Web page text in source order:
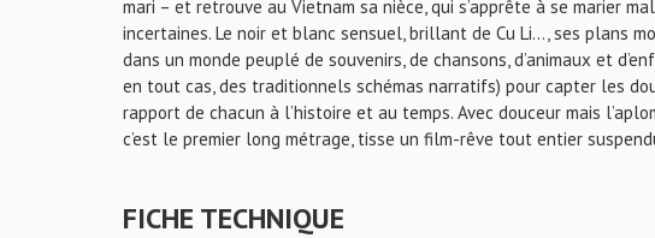
mari – et retrouve au Vietnam sa nièce, qui s’apprête à se marier
incertaines. Le noir et blanc sensuel, brillant de Cu Li…, ses plans
dans un monde peuplé de souvenirs, de chansons, d’animaux et
en tout cas, des traditionnels schémas narratifs) pour capter les
rapport de chacun à l’histoire et au temps. Avec douceur mais
c’est le premier long métrage, tisse un film-rêve tout entier
FICHE TECHNIQUE